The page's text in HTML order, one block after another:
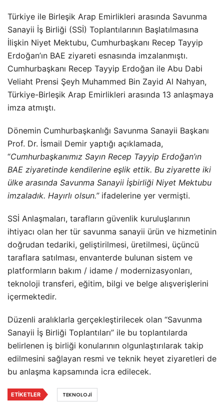
Türkiye ile Birleşik Arap Emirlikleri arasında Savunma
Sanayii İş Birliği (SSİ) Toplantılarının Başlatılmasına
İlişkin Niyet Mektubu, Cumhurbaşkanı Recep Tayyip
Erdoğan’ın BAE ziyareti esnasında imzalanmıştı.
Cumhurbaşkanı Recep Tayyip Erdoğan ile Abu Dabi
Veliaht Prensi Şeyh Muhammed Bin Zayid Al Nahyan,
Türkiye-Birleşik Arap Emirlikleri arasında 13 anlaşmaya
imza atmıştı.
Dönemin Cumhurbaşkanlığı Savunma Sanayii Başkanı
Prof. Dr. İsmail Demir yaptığı açıklamada,
“Cumhurbaşkanımız Sayın Recep Tayyip Erdoğan’ın
BAE ziyaretinde kendilerine eşlik ettik. Bu ziyarette iki
ülke arasında Savunma Sanayii İşbirliği Niyet Mektubu
imzaladık. Hayırlı olsun.”ifadelerine yer vermişti.
SSİ Anlaşmaları, tarafların güvenlik kuruluşlarının
ihtiyacı olan her tür savunma sanayii ürün ve hizmetinin
doğrudan tedariki, geliştirilmesi, üretilmesi, üçüncü
taraflara satılması, envanterde bulunan sistem ve
platformların bakım / idame / modernizasyonları,
teknoloji transferi, eğitim, bilgi ve belge alışverişlerini
içermektedir.
Düzenli aralıklarla gerçekleştirilecek olan “Savunma
Sanayii İş Birliği Toplantıları” ile bu toplantılarda
belirlenen iş birliği konularının olgunlaştırılarak takip
edilmesini sağlayan resmi ve teknik heyet ziyaretleri de
bu anlaşma kapsamında icra edilecek.
ETIKETLER TEKNOLOJI